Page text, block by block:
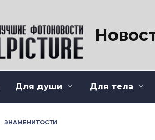
Для души Для тела
ЗНАМЕНИТОСТИ